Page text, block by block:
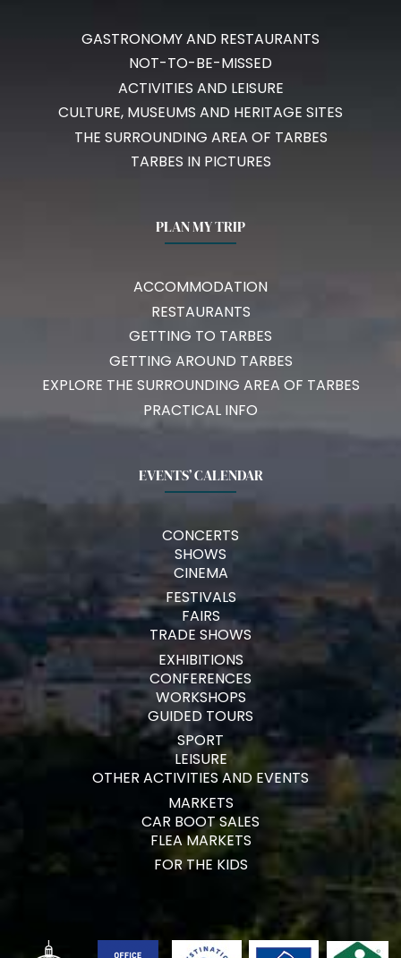
GASTRONOMY AND RESTAURANTS
NOT-TO-BE-MISSED
ACTIVITIES AND LEISURE
CULTURE, MUSEUMS AND HERITAGE SITES
THE SURROUNDING AREA OF TARBES
TARBES IN PICTURES
PLAN MY TRIP
ACCOMMODATION
RESTAURANTS
GETTING TO TARBES
GETTING AROUND TARBES
EXPLORE THE SURROUNDING AREA OF TARBES
PRACTICAL INFO
EVENTS’ CALENDAR
CONCERTS
SHOWS
CINEMA
FESTIVALS
FAIRS
TRADE SHOWS
EXHIBITIONS
CONFERENCES
WORKSHOPS
GUIDED TOURS
SPORT
LEISURE
OTHER ACTIVITIES AND EVENTS
MARKETS
CAR BOOT SALES
FLEA MARKETS
FOR THE KIDS